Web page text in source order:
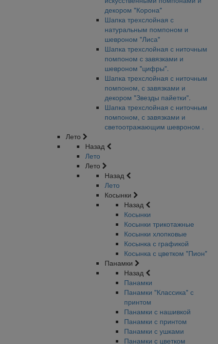
декором "Корона"
Шапка трехслойная с
натуральным помпоном и
шевроном "Лиса"
Шапка трехслойная с ниточным
помпоном с завязками и
шевроном "цифры".
Шапка трехслойная с ниточным
помпоном, с завязками и
декором "Звезды пайетки".
Шапка трехслойная с ниточным
помпоном, с завязками и
светоотражающим шевроном .
Лето
Назад
Лето
Лето
Назад
Лето
Косынки
Назад
Косынки
Косынки трикотажные
Косынки хлопковые
Косынка с графикой
Косынка с цветком "Пион"
Панамки
Назад
Панамки
Панамки "Классика" с
принтом
Панамки с нашивкой
Панамки с принтом
Панамки с ушками
Панамки с цветком